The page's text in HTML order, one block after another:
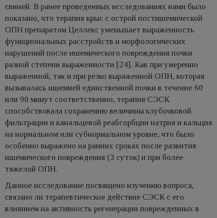
свиней. В ранее проведенных исследованиях нами было
показано, что терапия крыс с острой постишемической
ОПН препаратом Целлекс уменьшает выраженность
функциональных расстройств и морфологических
нарушений после ишемического повреждения почки
разной степени выраженности [24]. Как при умеренно
выраженной, так и при резко выраженной ОПН, которая
вызывалась ишемией единственной почки в течение 60
или 90 минут соответственно, терапия СЭСК
способствовала сохранению величины клубочковой
фильтрации и канальцевой реабсорбции натрия и кальция
на нормальном или субнормальном уровне, что было
особенно выражено на ранних сроках после развития
ишемического повреждения (3 суток) и при более
тяжелой ОПН.
Данное исследование посвящено изучению вопроса,
связано ли терапевтическое действие СЭСК с его
влиянием на активность регенерации поврежденных в